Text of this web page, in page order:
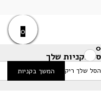
0
0
סל הקניות שלך
הסל שלך ריק המשך בקניות